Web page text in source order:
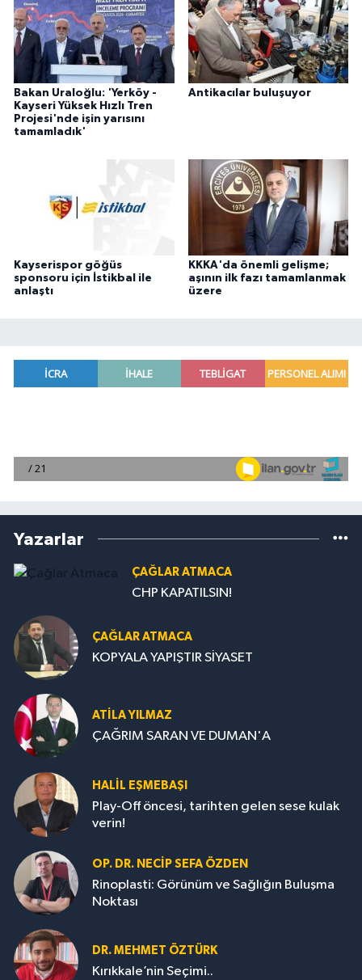
Bakan Uraloğlu: 'Yerköy -
Kayseri Yüksek Hızlı Tren
Projesi'nde işin yarısını
tamamladık'
Antikacılar buluşuyor
Kayserispor göğüs
sponsoru için İstikbal ile
anlaştı
KKKA'da önemli gelişme;
aşının ilk fazı tamamlanmak
üzere
Yazarlar
ÇAĞLAR ATMACA
CHP KAPATILSIN!
ÇAĞLAR ATMACA
KOPYALA YAPIŞTIR SİYASET
ATILA YILMAZ
ÇAĞRIM SARAN VE DUMAN'A
HALIL EŞMEBAŞI
Play-Off öncesi, tarihten gelen sese kulak
verin!
OP. DR. NECIP SEFA ÖZDEN
Rinoplasti: Görünüm ve Sağlığın Buluşma
Noktası
DR. MEHMET ÖZTÜRK
Kırıkkale’nin Seçimi..